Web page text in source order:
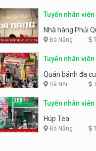
Tuyển nhân
Nhà hàng Phủi
Đà Nẵng
Tuyển nhân
Quán bánh đa
Hà Nội
Tuyển nhân
Húp Tea
Đà Nẵng